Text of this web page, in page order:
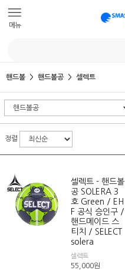
메뉴
핸드볼 핸드볼공 셀렉트
정렬
셀렉트 - 핸드볼
공 SOLERA 3
호 Green / EH
F 공식 승인구 /
핸드메이드 스
티치 / SELECT
solera
셀렉트
55,000원